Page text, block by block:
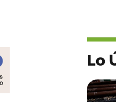
Lo